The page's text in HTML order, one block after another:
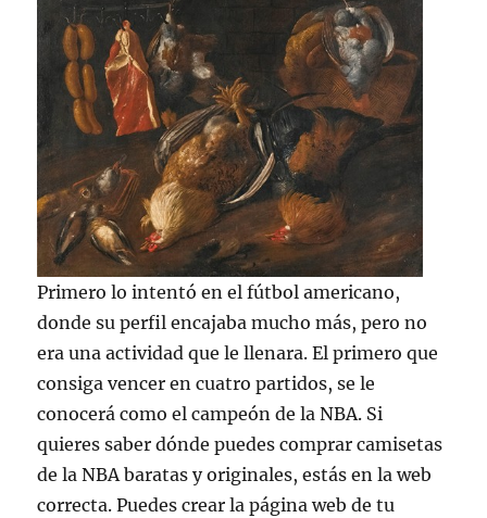
Primero lo intentó en el fútbol americano,
donde su perfil encajaba mucho más, pero no
era una actividad que le llenara. El primero que
consiga vencer en cuatro partidos, se le
conocerá como el campeón de la NBA. Si
quieres saber dónde puedes comprar camisetas
de la NBA baratas y originales, estás en la web
correcta. Puedes crear la página web de tu